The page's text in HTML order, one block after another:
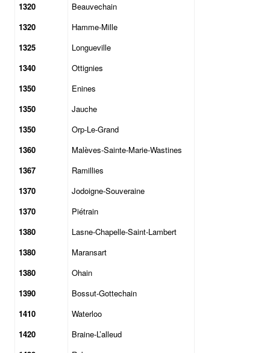
1320
Beauvechain
1320
Hamme-Mille
1325
Longueville
1340
Ottignies
1350
Enines
1350
Jauche
1350
Orp-Le-Grand
1360
Malèves-Sainte-Marie-Wastines
1367
Ramillies
1370
Jodoigne-Souveraine
1370
Piétrain
1380
Lasne-Chapelle-Saint-Lambert
1380
Maransart
1380
Ohain
1390
Bossut-Gottechain
1410
Waterloo
1420
Braine-L’alleud